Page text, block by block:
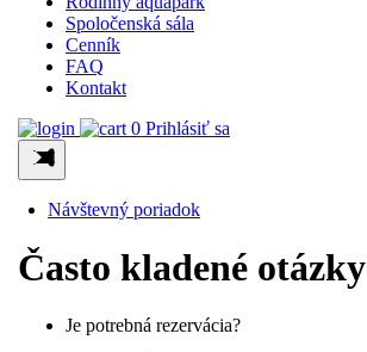
Spoločenská sála
Cenník
FAQ
Kontakt
0 Prihlásiť sa
Návštevný poriadok
Často kladené otázky
Je potrebná rezervácia?